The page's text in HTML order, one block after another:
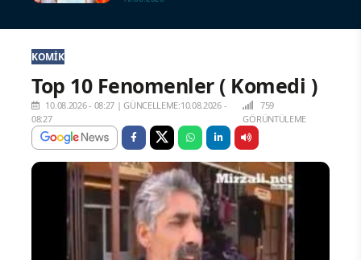
KOMIK
Top 10 Fenomenler ( Komedi )
10.08.2026 - 08:27 |GÜNCELLEME:10.08.2026 -
08:27
759
GÖRÜNTÜLEME